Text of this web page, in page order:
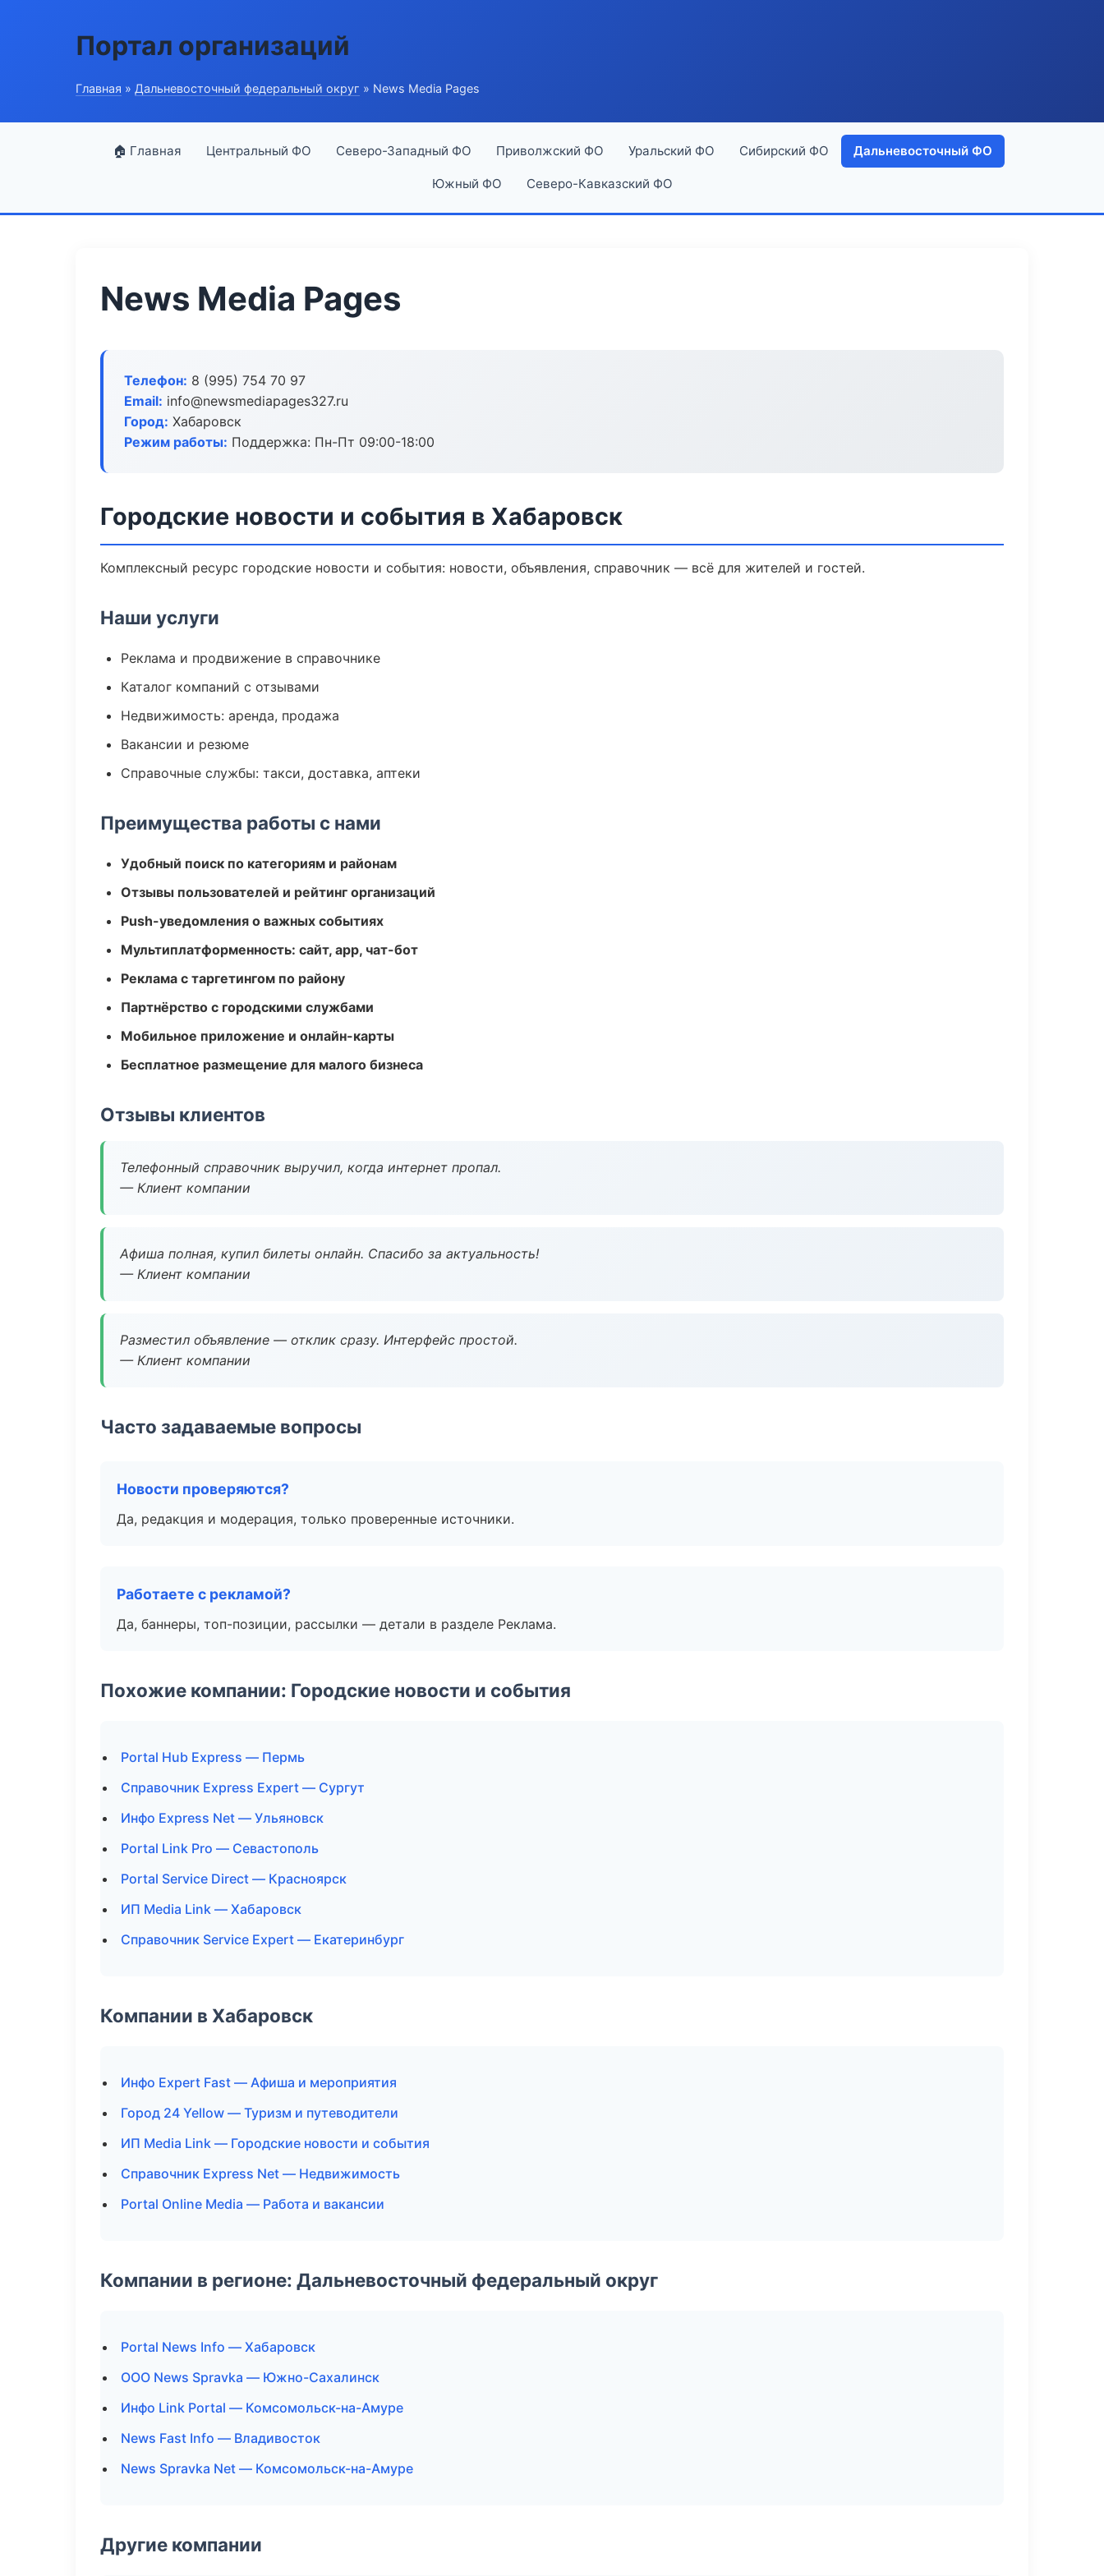
Портал организаций
Главная » Дальневосточный федеральный округ » News Media Pages
🏠 Главная Центральный ФО Северо-Западный ФО Приволжский ФО Уральский ФО Сибирский ФО Дальневосточный ФО
Южный ФО Северо-Кавказский ФО
News Media Pages
Телефон: 8 (995) 754 70 97
Email: info@newsmediapages327.ru
Город: Хабаровск
Режим работы: Поддержка: Пн-Пт 09:00-18:00
Городские новости и события в Хабаровск
Комплексный ресурс городские новости и события: новости, объявления, справочник — всё для жителей и гостей.
Наши услуги
Реклама и продвижение в справочнике
Каталог компаний с отзывами
Недвижимость: аренда, продажа
Вакансии и резюме
Справочные службы: такси, доставка, аптеки
Преимущества работы с нами
Удобный поиск по категориям и районам
Отзывы пользователей и рейтинг организаций
Push-уведомления о важных событиях
Мультиплатформенность: сайт, app, чат-бот
Реклама с таргетингом по району
Партнёрство с городскими службами
Мобильное приложение и онлайн-карты
Бесплатное размещение для малого бизнеса
Отзывы клиентов
Телефонный справочник выручил, когда интернет пропал.
— Клиент компании
Афиша полная, купил билеты онлайн. Спасибо за актуальность!
— Клиент компании
Разместил объявление — отклик сразу. Интерфейс простой.
— Клиент компании
Часто задаваемые вопросы
Новости проверяются?
Да, редакция и модерация, только проверенные источники.
Работаете с рекламой?
Да, баннеры, топ-позиции, рассылки — детали в разделе Реклама.
Похожие компании: Городские новости и события
Portal Hub Express — Пермь
Справочник Express Expert — Сургут
Инфо Express Net — Ульяновск
Portal Link Pro — Севастополь
Portal Service Direct — Красноярск
ИП Media Link — Хабаровск
Справочник Service Expert — Екатеринбург
Компании в Хабаровск
Инфо Expert Fast — Афиша и мероприятия
Город 24 Yellow — Туризм и путеводители
ИП Media Link — Городские новости и события
Справочник Express Net — Недвижимость
Portal Online Media — Работа и вакансии
Компании в регионе: Дальневосточный федеральный округ
Portal News Info — Хабаровск
ООО News Spravka — Южно-Сахалинск
Инфо Link Portal — Комсомольск-на-Амуре
News Fast Info — Владивосток
News Spravka Net — Комсомольск-на-Амуре
Другие компании